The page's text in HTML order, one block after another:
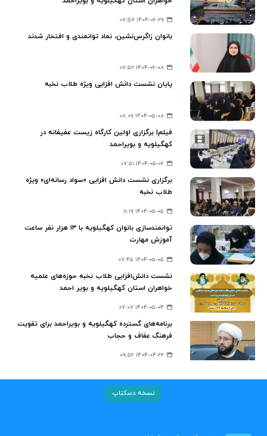
۱۴۰۴-۰۶-۲۹ ۰۷:۵۷
بانوان زاگرس‌نشین، نماد توانمندی و افتخار شدند
۱۴۰۴-۰۶-۰۸ ۰۷:۵۲
پایان نشست دانش افزایی ویژه طلاب نخبه
۱۴۰۴-۰۵-۰۸ ۰۸:۰۹
فیلم| برگزاری اولین کارگاه زیست عفیفانه در
کهگیلویه و بویراحمد
۱۴۰۴-۰۵-۰۶ ۰۷:۵۱
برگزاری نشست دانش افزایی «سواد رسانه‌ای» ویژه
طلاب نخبه
۱۴۰۴-۰۵-۰۵ ۱۱:۱۹
توانمندسازی بانوان کهگیلویه با ۱۳ هزار نفر ساعت
آموزش مهارت
۱۴۰۴-۰۵-۰۵ ۰۷:۴۵
نشست دانش‌افزایی طلاب نخبه حوزه‌های علمیه
خواهران استان کهگیلویه و بویر احمد
۱۴۰۴-۰۵-۰۴ ۰۷:۰۷
برنامه‌های گسترده کهگیلویه و بویراحمد برای تقویت
فرهنگ عفاف و حجاب
۱۴۰۴-۰۴-۲۲ ۰۹:۵۶
نسخه دسکتاپ